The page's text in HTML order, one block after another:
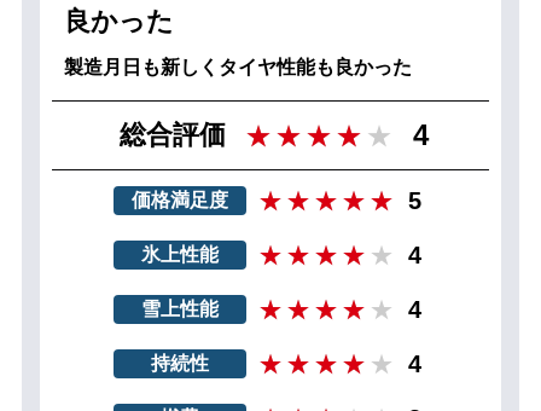
良かった
製造月日も新しくタイヤ性能も良かった
総合評価 4
価格満足度 5
氷上性能 4
雪上性能 4
持続性 4